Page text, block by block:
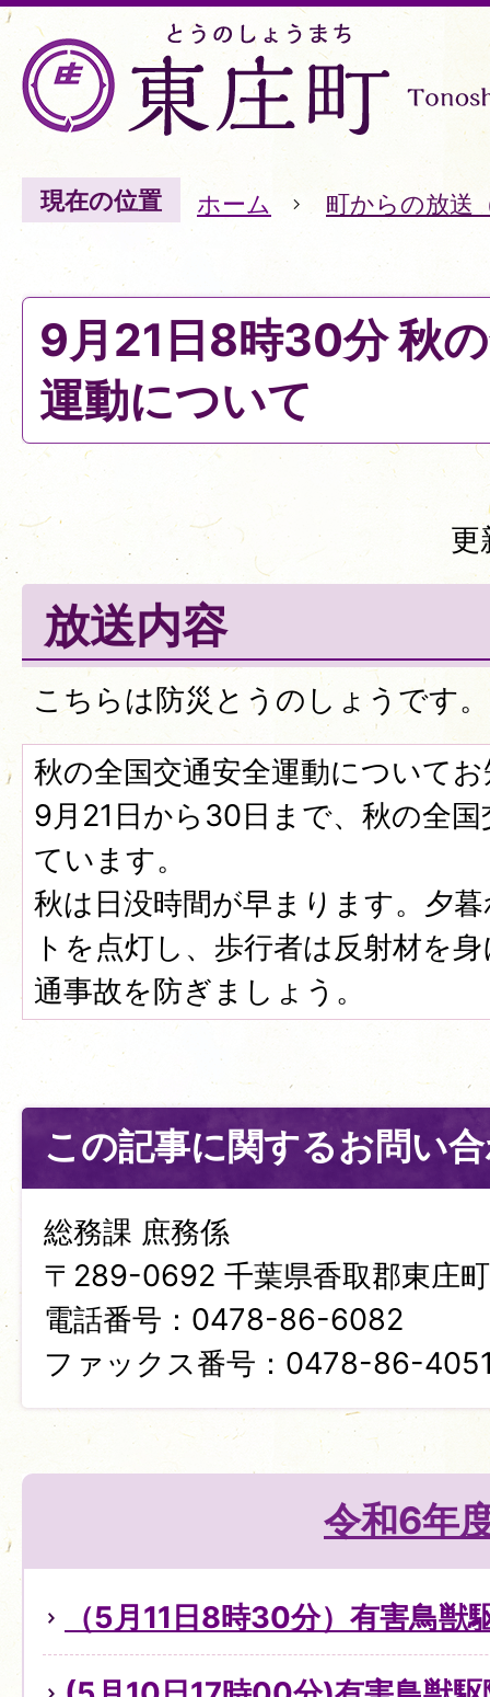
現在の位置 ホーム 町からの放送
9月21日8時30分 秋
運動について
更
放送内容
こちらは防災とうのしょうです。
秋の全国交通安全運動について
9月21日から30日まで、秋の全
ています。
秋は日没時間が早まります。夕
トを点灯し、歩行者は反射材を
通事故を防ぎましょう。
この記事に関するお問い
総務課 庶務係
〒289-0692 千葉県香取郡東庄
電話番号：0478-86-6082
ファックス番号：0478-86-
令和6年
（5月11日8時30分）有害鳥獣